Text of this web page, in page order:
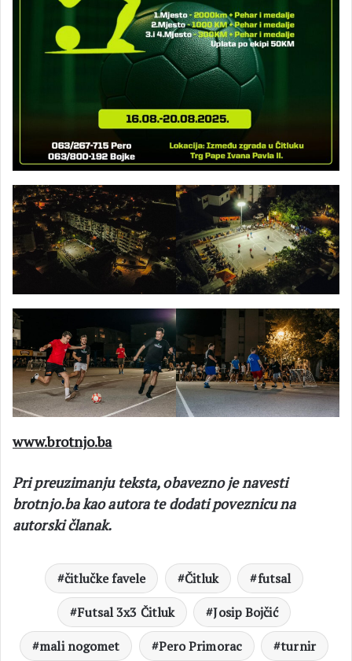
www.brotnjo.ba
Pri preuzimanju teksta, obavezno je navesti
brotnjo.ba kao autora te dodati poveznicu na
autorski članak.
čitlučke favele Čitluk
futsal
Futsal 3x3 Čitluk
Josip Bojčić
mali nogomet
Pero Primorac turnir